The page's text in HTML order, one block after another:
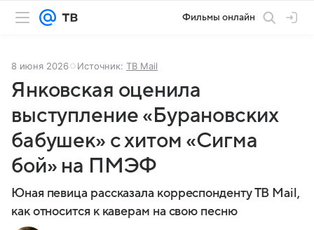
Фильмы онлайн
8 июня 2026 Источник: ТВ Mail
Янковская оценила
выступление «Бурановских
бабушек» с хитом «Сигма
бой» на ПМЭФ
Юная певица рассказала корреспонденту ТВ Mail,
как относится к каверам на свою песню